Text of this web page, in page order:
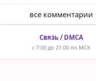
все комментарии
Связь / DMCA
с 7:00 до 21:00 по МСК